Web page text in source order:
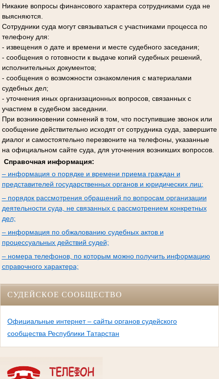
Никакие вопросы финансового характера сотрудниками суда не
выясняются.
Сотрудники суда могут связываться с участниками процесса по
телефону для:
- извещения о дате и времени и месте судебного заседания;
- сообщения о готовности к выдаче копий судебных решений,
исполнительных документов;
- сообщения о возможности ознакомления с материалами
судебных дел;
- уточнения иных организационных вопросов, связанных с
участием в судебном заседании.
При возникновении сомнений в том, что поступившие звонок или
сообщение действительно исходят от сотрудника суда, завершите
диалог и самостоятельно перезвоните на телефоны, указанные
на официальном сайте суда, для уточнения возникших вопросов.
Справочная информация:
– информация о порядке и времени приема граждан и
представителей государственных органов и юридических лиц;
– порядок рассмотрения обращений по вопросам организации
деятельности суда, не связанных с рассмотрением конкретных
дел;
– информация по обжалованию судебных актов и
процессуальных действий судей;
– номера телефонов, по которым можно получить информацию
справочного характера;
СУДЕЙСКОЕ СООБЩЕСТВО
Официальные интернет – сайты органов судейского
сообщества Республики Татарстан